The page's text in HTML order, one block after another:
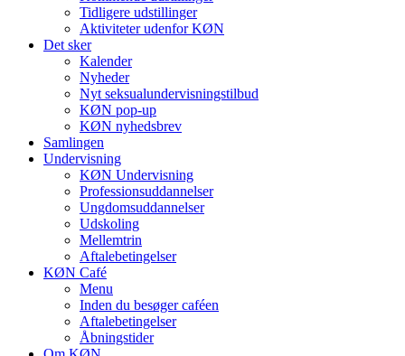
Tidligere udstillinger
Aktiviteter udenfor KØN
Det sker
Kalender
Nyheder
Nyt seksualundervisningstilbud
KØN pop-up
KØN nyhedsbrev
Samlingen
Undervisning
KØN Undervisning
Professionsuddannelser
Ungdomsuddannelser
Udskoling
Mellemtrin
Aftalebetingelser
KØN Café
Menu
Inden du besøger caféen
Aftalebetingelser
Åbningstider